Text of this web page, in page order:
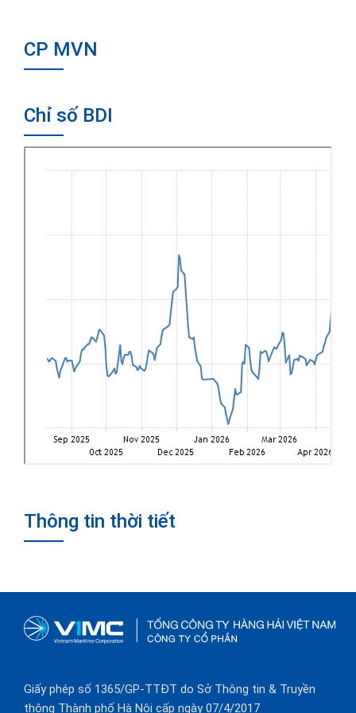
CP MVN
Chỉ số BDI
Thông tin thời tiết
Giấy phép số 1365/GP-TTĐT do Sở Thông tin & Truyền
thông Thành phố Hà Nội cấp ngày 07/4/2017